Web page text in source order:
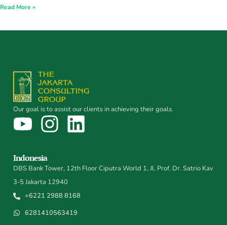
Read More »
Our goal is to assist our clients in achieving their goals.
Indonesia
DBS Bank Tower, 12th Floor Ciputra World 1, Jl. Prof. Dr. Satrio Kav
3-5 Jakarta 12940
+6221 2988 8168
6281410563419